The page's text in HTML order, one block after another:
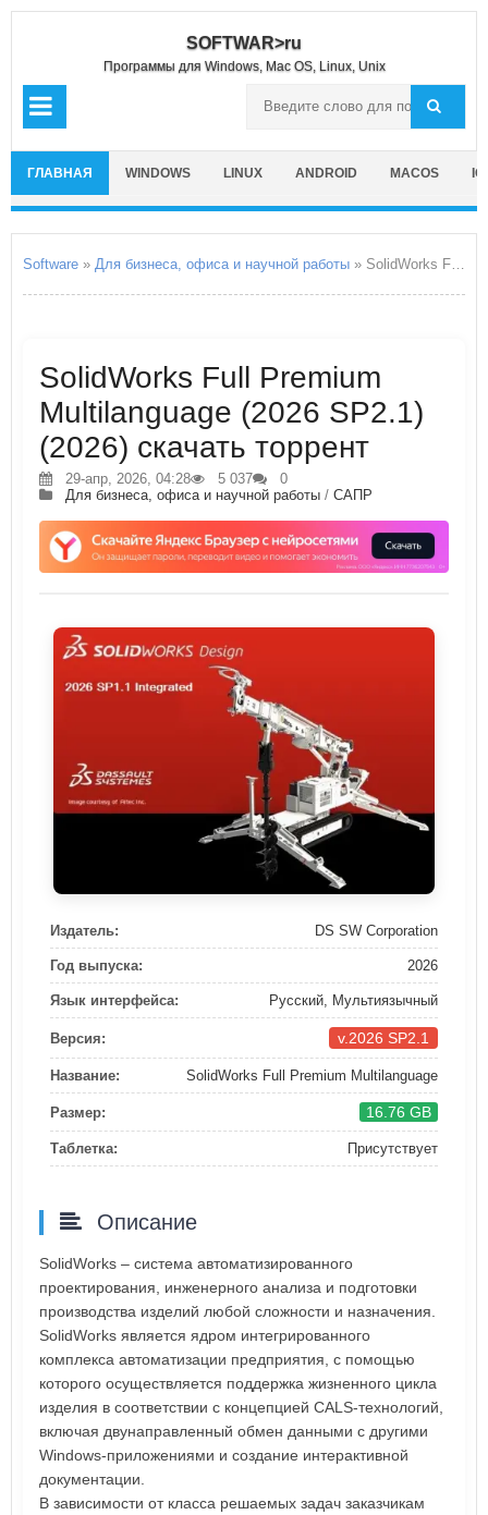
SOFTWAR>ru
Программы для Windows, Mac OS, Linux, Unix
ГЛАВНАЯ WINDOWS LINUX ANDROID MACOS
Software » Для бизнеса, офиса и научной работы » SolidWorks Full Premium Multilanguage
SolidWorks Full Premium
Multilanguage (2026 SP2.1)
(2026) скачать торрент
29-апр, 2026, 04:28 5 037
0
Для бизнеса, офиса и научной работы / САПР
Издатель: DS SW Corporation
Год выпуска: 2026
Язык интерфейса: Русский, Мультиязычный
Версия: v.2026 SP2.1
Название: SolidWorks Full Premium Multilanguage
Размер: 16.76 GB
Таблетка: Присутствует
Описание
SolidWorks – система автоматизированного
проектирования, инженерного анализа и подготовки
производства изделий любой сложности и назначения.
SolidWorks является ядром интегрированного
комплекса автоматизации предприятия, с помощью
которого осуществляется поддержка жизненного цикла
изделия в соответствии с концепцией CALS-технологий,
включая двунаправленный обмен данными с другими
Windows-приложениями и создание интерактивной
документации.
В зависимости от класса решаемых задач заказчикам